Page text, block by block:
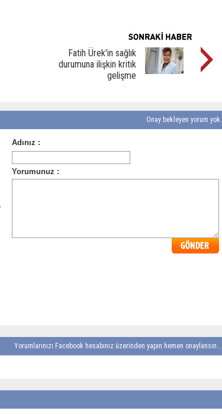
Fatih Ürek'in sağlık
durumuna ilişkin kritik
gelişme
Onay bekleyen yorum yok.
Yorumlarınızı Facebook hesabınız üzerinden yapın hemen onaylansın...